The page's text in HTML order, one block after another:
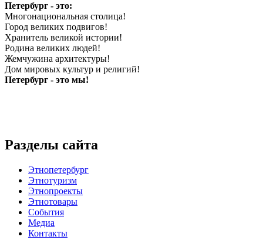
Петербург - это:
Многонациональная столица!
Город великих подвигов!
Хранитель великой истории!
Родина великих людей!
Жемчужина архитектуры!
Дом мировых культур и религий!
Петербург - это мы!
Разделы сайта
Этнопетербург
Этнотуризм
Этнопроекты
Этнотовары
События
Медиа
Контакты